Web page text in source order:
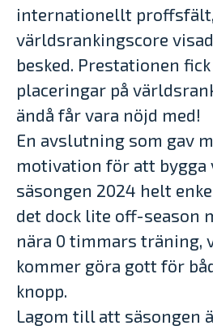
internationellt
världsrankingscore
besked. Prestationen
placeringar på
ändå får vara nöjd med!
En avslutning som gav
motivation för att
säsongen 2024 helt
det dock lite off-season
nära 0 timmars träning,
kommer göra gott för
knopp.
Lagom till att säsongen